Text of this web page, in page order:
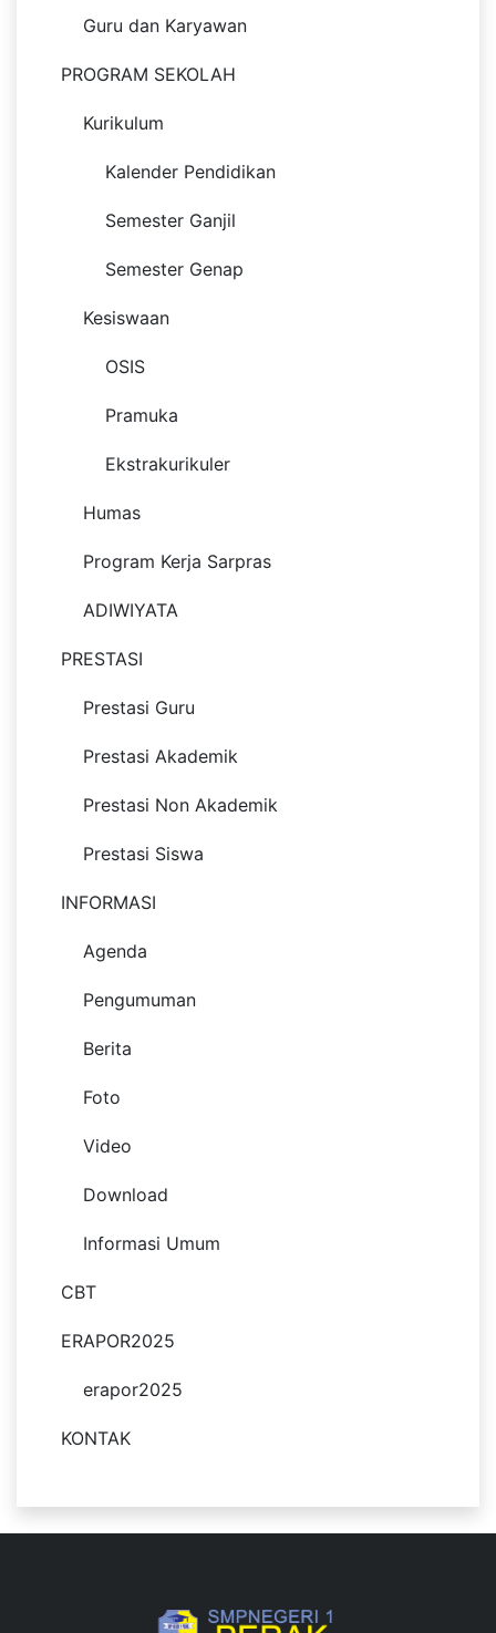
Guru dan Karyawan
PROGRAM SEKOLAH
Kurikulum
Kalender Pendidikan
Semester Ganjil
Semester Genap
Kesiswaan
OSIS
Pramuka
Ekstrakurikuler
Humas
Program Kerja Sarpras
ADIWIYATA
PRESTASI
Prestasi Guru
Prestasi Akademik
Prestasi Non Akademik
Prestasi Siswa
INFORMASI
Agenda
Pengumuman
Berita
Foto
Video
Download
Informasi Umum
CBT
ERAPOR2025
erapor2025
KONTAK